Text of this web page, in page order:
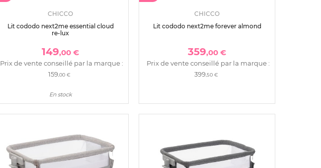
CHICCO
Lit cododo next2me essential cloud
re-lux
149,00 €
Prix de vente conseillé par la marque :
159,00 €
En stock
CHICCO
Lit cododo next2me forever almond
359,00 €
Prix de vente conseillé par la marque :
399,50 €